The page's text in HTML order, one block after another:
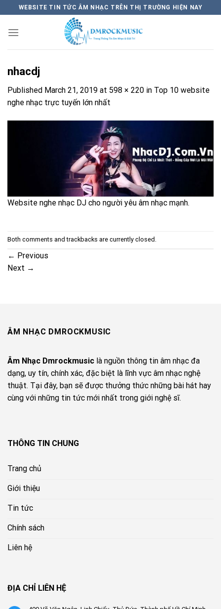
content
WEBSITE TIN TỨC ÂM NHẠC TRÊN THỊ TRƯỜNG HIỆN NAY
nhacdj
Published March 21, 2019 at 598 × 220 in Top 10 website
nghe nhạc trực tuyến lớn nhất
Website nghe nhạc DJ cho người yêu âm nhạc mạnh.
Both comments and trackbacks are currently closed.
← Previous
Next →
ÂM NHẠC DMROCKMUSIC
Âm Nhạc Dmrockmusic là nguồn thông tin âm nhạc đa
dạng, uy tín, chính xác, đặc biệt là lĩnh vực âm nhạc nghệ
thuật. Tại đây, bạn sẽ được thưởng thức những bài hát hay
cùng với những tin tức mới nhất trong giới nghệ sĩ.
THÔNG TIN CHUNG
Trang chủ
Giới thiệu
Tin tức
Chính sách
Liên hệ
ĐỊA CHỈ LIÊN HỆ